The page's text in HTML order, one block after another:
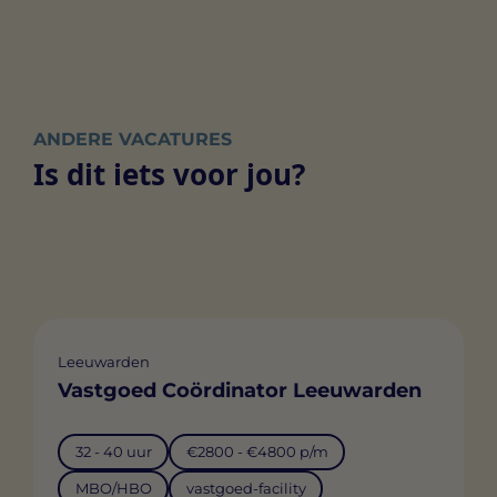
ANDERE VACATURES
Is dit iets voor jou?
Leeuwarden
Vastgoed Coördinator Leeuwarden
32 - 40 uur €2800 - €4800 p/m
MBO/HBO vastgoed-facility